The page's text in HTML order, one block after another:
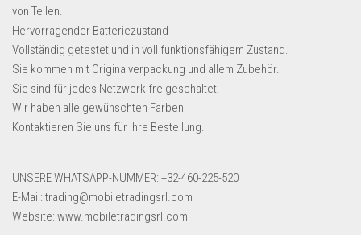
Wohnen & Einrichten
Restposten-Angebote
Restposten für Privatpersonen
eBay Restposten kaufen
Sonderposten-Angebote
Dropshipping-Produkte
B2B Produkte
von Teilen.
Hervorragender Batteriezustand
Vollständig getestet und in voll funktionsfähigem Zustand.
Sie kommen mit Originalverpackung und allem Zubehör.
Sie sind für jedes Netzwerk freigeschaltet.
Wir haben alle gewünschten Farben
Kontaktieren Sie uns für Ihre Bestellung.
UNSERE WHATSAPP-NUMMER: +32-460-225-520
E-Mail: trading@mobiletradingsrl.com
Website: www.mobiletradingsrl.com